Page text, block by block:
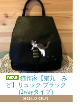
猫作家【猫丸 み
ど】リュック ブラック
(2wayタイプ)
SOLD OUT